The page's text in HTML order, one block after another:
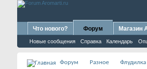
Что нового? Форум
Новые сообщения Справка Календарь
Магазин
Форум Разное Флудилка